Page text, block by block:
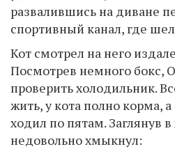
развалившись на диване
спортивный канал, где
Кот смотрел на него
Посмотрев немного бокс,
проверить холодильник.
жить, у кота полно корма,
ходил по пятам. Заглянув
недовольно хмыкнул: